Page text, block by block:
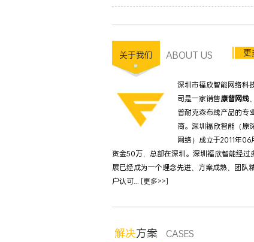
关于我们 ABOUT US 更
深圳市福欣智能网络科
司是一家销售康普网线
普耐克森布线产品的专
商。深圳福欣智能（原
网络）成立于2011年06
资金50万，总部在深圳。深圳福欣智能经过
展已经成为一个理念先进、方案成熟、团队
户认可... [更多>>]
解决方案 CASES